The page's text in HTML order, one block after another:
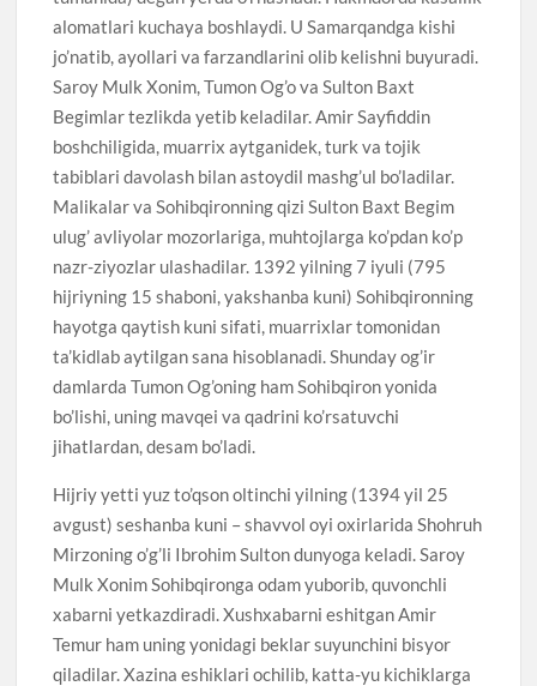
alomatlari kuchaya boshlaydi. U Samarqandga kishi
jo’natib, ayollari va farzandlarini olib kelishni buyuradi.
Saroy Mulk Xonim, Tumon Og’o va Sulton Baxt
Begimlar tezlikda yetib keladilar. Amir Sayfiddin
boshchiligida, muarrix aytganidek, turk va tojik
tabiblari davolash bilan astoydil mashg’ul bo’ladilar.
Malikalar va Sohibqironning qizi Sulton Baxt Begim
ulug’ avliyolar mozorlariga, muhtojlarga ko’pdan ko’p
nazr-ziyozlar ulashadilar. 1392 yilning 7 iyuli (795
hijriyning 15 shaboni, yakshanba kuni) Sohibqironning
hayotga qaytish kuni sifati, muarrixlar tomonidan
ta’kidlab aytilgan sana hisoblanadi. Shunday og’ir
damlarda Tumon Og’oning ham Sohibqiron yonida
bo’lishi, uning mavqei va qadrini ko’rsatuvchi
jihatlardan, desam bo’ladi.
Hijriy yetti yuz to’qson oltinchi yilning (1394 yil 25
avgust) seshanba kuni – shavvol oyi oxirlarida Shohruh
Mirzoning o’g’li Ibrohim Sulton dunyoga keladi. Saroy
Mulk Xonim Sohibqironga odam yuborib, quvonchli
xabarni yetkazdiradi. Xushxabarni eshitgan Amir
Temur ham uning yonidagi beklar suyunchini bisyor
qiladilar. Xazina eshiklari ochilib, katta-yu kichiklarga